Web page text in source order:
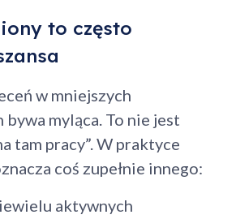
to często
w mniejszych
myląca. To nie jest
tam pracy”. W praktyce
coś zupełnie innego:
aktywnych